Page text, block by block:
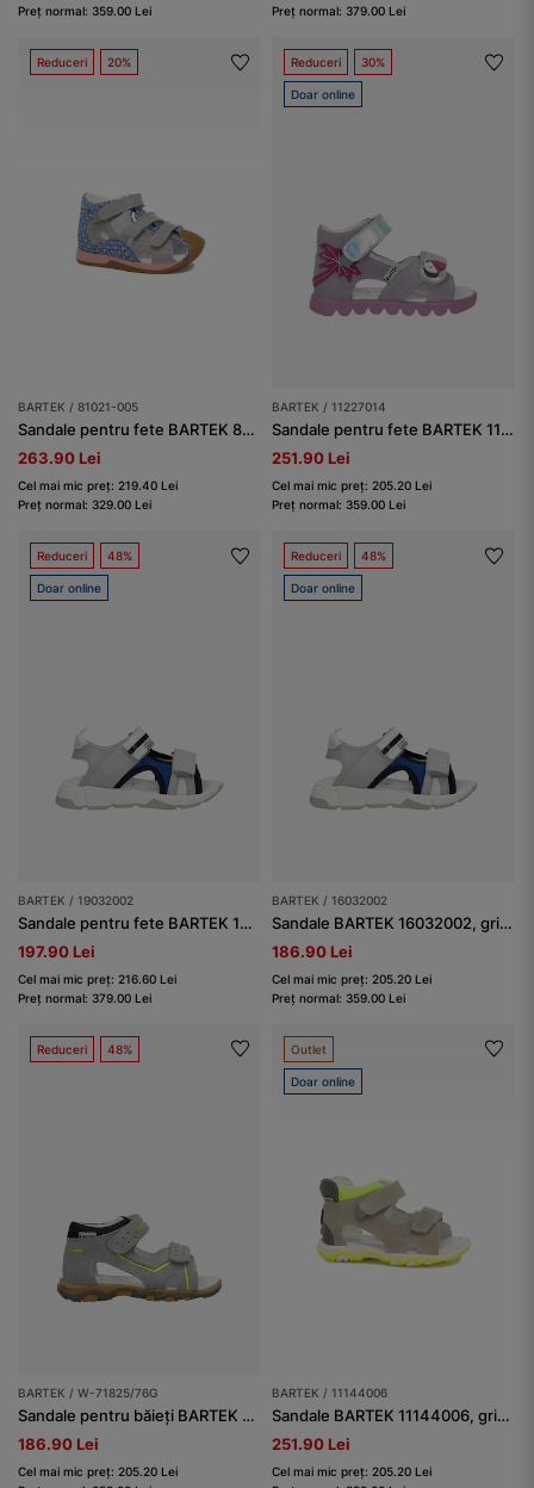
Preț normal: 359.00 Lei
Preț normal: 379.00 Lei
Reduceri 20%
BARTEK / 81021-005
Sandale pentru fete BARTEK 81021-005, albastru-gri
263.90 Lei
Cel mai mic preț: 219.40 Lei
Preț normal: 329.00 Lei
Reduceri 30%
Doar online
BARTEK / 11227014
Sandale pentru fete BARTEK 11227014, violet-gri
251.90 Lei
Cel mai mic preț: 205.20 Lei
Preț normal: 359.00 Lei
Reduceri 48%
Doar online
BARTEK / 19032002
Sandale pentru fete BARTEK 19032002, gri-albastru
197.90 Lei
Cel mai mic preț: 216.60 Lei
Preț normal: 379.00 Lei
Reduceri 48%
Doar online
BARTEK / 16032002
Sandale BARTEK 16032002, gri-albastru
186.90 Lei
Cel mai mic preț: 205.20 Lei
Preț normal: 359.00 Lei
Reduceri 48%
BARTEK / W-71825/76G
Sandale pentru băieți BARTEK W-71825/76G, gri
186.90 Lei
Cel mai mic preț: 205.20 Lei
Outlet
Doar online
BARTEK / 11144006
Sandale BARTEK 11144006, gri-verde
251.90 Lei
Cel mai mic preț: 205.20 Lei